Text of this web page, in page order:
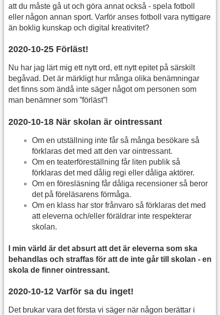
att du måste gå ut och göra annat också - spela fotboll
eller någon annan sport. Varför anses fotboll vara nyttigare
än boklig kunskap och digital kreativitet?
2020-10-25 Förläst!
Nu har jag lärt mig ett nytt ord, ett nytt epitet på särskilt
begåvad. Det är märkligt hur många olika benämningar
det finns som ändå inte säger något om personen som
man benämner som ”förläst”!
2020-10-18 När skolan är ointressant
Om en utställning inte får så många besökare så
förklaras det med att den var ointressant.
Om en teaterföreställning får liten publik så
förklaras det med dålig regi eller dåliga aktörer.
Om en föresläsning får dåliga recensioner så beror
det på föreläsarens förmåga.
Om en klass har stor frånvaro så förklaras det med
att eleverna och/eller föräldrar inte respekterar
skolan.
I min värld är det absurt att det är eleverna som ska
behandlas och straffas för att de inte går till skolan - en
skola de finner ointressant.
2020-10-12 Varför sa du inget!
Det brukar vara det första vi säger när någon berättar i